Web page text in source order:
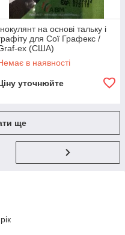
на основі тальку і
для Сої Графекс /
ex (США)
в наявності
уточнюйте
ще